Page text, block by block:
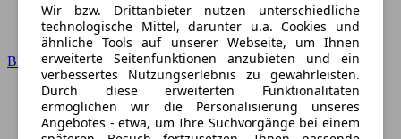
BMW
Wir bzw. Drittanbieter nutzen unterschiedliche
technologische Mittel, darunter u.a. Cookies und
ähnliche Tools auf unserer Webseite, um Ihnen
erweiterte Seitenfunktionen anzubieten und ein
verbessertes Nutzungserlebnis zu gewährleisten.
Durch diese erweiterten Funktionalitäten
ermöglichen wir die Personalisierung unseres
Angebotes - etwa, um Ihre Suchvorgänge bei einem